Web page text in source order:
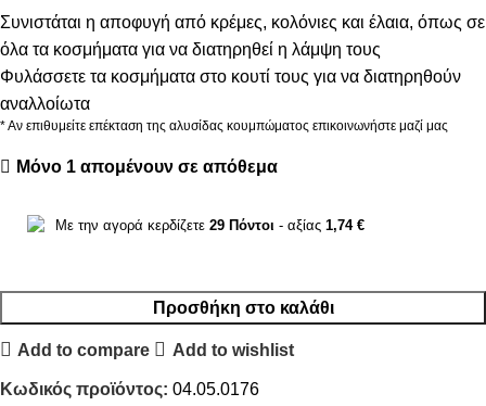
Συνιστάται η αποφυγή από κρέμες, κολόνιες και έλαια, όπως σε
όλα τα κοσμήματα για να διατηρηθεί η λάμψη τους
Φυλάσσετε τα κοσμήματα στο κουτί τους για να διατηρηθούν
αναλλοίωτα
* Αν επιθυμείτε επέκταση της αλυσίδας κουμπώματος επικοινωνήστε μαζί μας
Μόνο 1 απομένουν σε απόθεμα
Με την αγορά κερδίζετε 29 Πόντοι - αξίας 1,74 €
Προσθήκη στο καλάθι
Add to compare Add to wishlist
Κωδικός προϊόντος: 04.05.0176